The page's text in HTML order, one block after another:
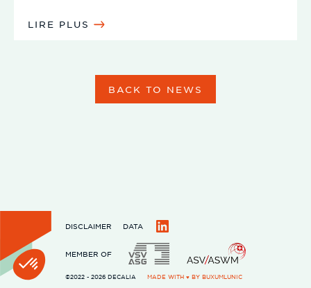
LIRE PLUS
BACK TO NEWS
DISCLAIMER
DATA
MEMBER OF
©2022 - 2026 DECALIA MADE WITH ♥ BY BUXUMLUNIC